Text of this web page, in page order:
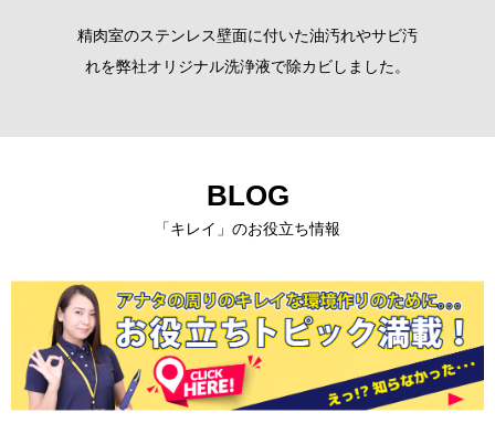
精肉室のステンレス壁面に付いた油汚れやサビ汚
れを弊社オリジナル洗浄液で除カビしました。
BLOG
「キレイ」のお役立ち情報